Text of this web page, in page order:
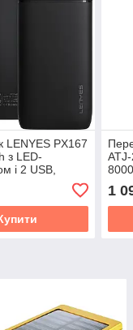
LENYES PX167
з LED-
і 2 USB,
1